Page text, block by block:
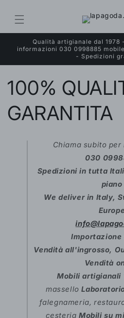
ai contenuti
Qualità artigianale dal 1978
informazioni 030 0998885
- Spedizioni
100%
GARANTITA
Chiama subito
030
Spedizioni in tutta
piano
We deliver in Italy,
Europe
Vendità all'ingrosso,
Vendità
Mobili artigianali
massello
falegnameria,
cesteriaMobili su